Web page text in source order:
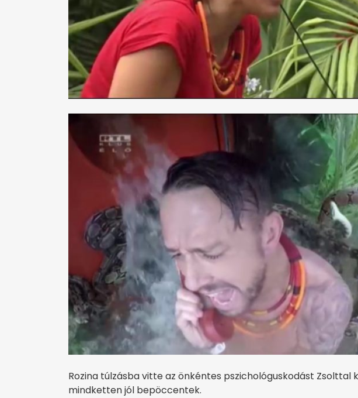
Rozina túlzásba vitte az önkéntes pszichológuskodást Zsolttal
mindketten jól bepöccentek.